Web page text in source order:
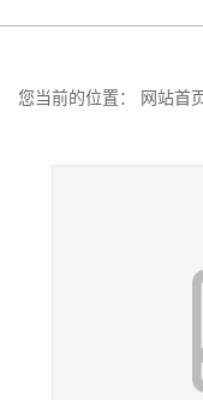
您当前的位置： 网站首